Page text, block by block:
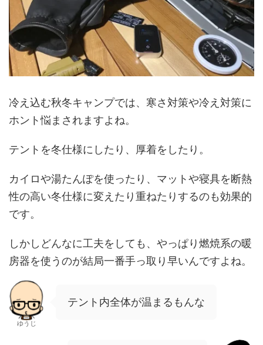
冷え込む秋冬キャンプでは、寒さ対策や冷え対策に
ホント悩まされますよね。
テントを冬仕様にしたり、厚着をしたり。
カイロや湯たんぽを使ったり、マットや寝具を断熱
性の高い冬仕様に変えたり重ねたりするのも効果的
です。
しかしどんなに工夫をしても、やっぱり燃焼系の暖
房器を使うのが結局一番手っ取り早いんですよね。
ゆうじ
テント内全体が温まるもんな